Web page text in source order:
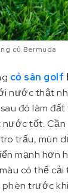
cỏ Bermuda
cỏ sân golf
nước thật
đó làm
tốt. Cần
trấu, mùn
mạnh hơn
có thể
trước